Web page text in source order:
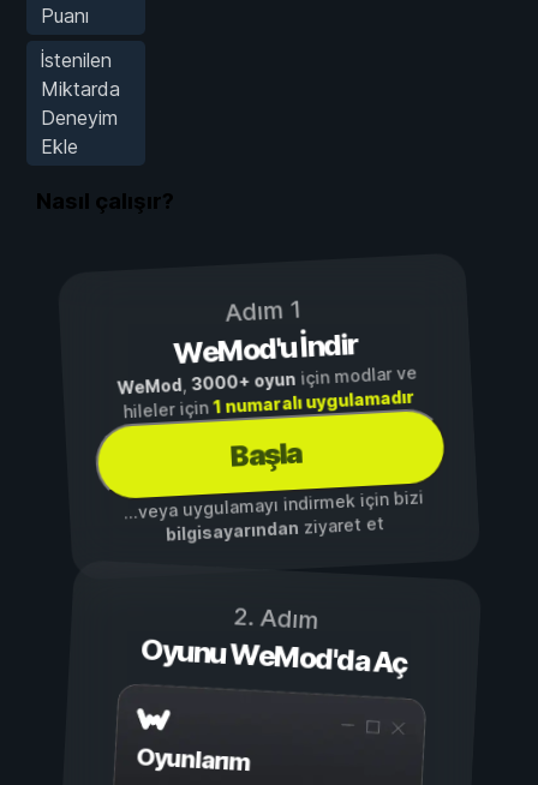
Puanı
İstenilen
Miktarda
Deneyim
Ekle
Nasıl çalışır?
Adım 1
WeMod'u İndir
WeMod,3000+ oyuniçin modlar ve
hileler için1 numaralı uygulamadır
Başla
...veya uygulamayı indirmek için bizi
bilgisayarından ziyaret et
2. Adım
Oyunu WeMod'da Aç
Oyunlarım